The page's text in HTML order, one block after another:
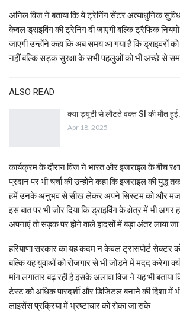
अनिल विज ने बताया कि ये ट्रेनिंग सेंटर अत्याधुनिक
केवल ड्राइविंग की ट्रेनिंग दी जाएगी बल्कि ट्रैफिक नियमों
जाएगी उन्होंने कहा कि अब समय आ गया है कि ड्राइवरों
नहीं बल्कि सड़क सुरक्षा के सभी पहलुओं को भी अच्छे से
ALSO READ
क्या ड्यूटी से लौटते वक्त SI की मौत
Apr 18, 2025
कार्यक्रम के दौरान विज ने भारत और इजराइल के बीच
प्रदान पर भी चर्चा की उन्होंने कहा कि इजराइल की
हमें उनके अनुभव से सीख लेकर अपने सिस्टम को और
इस बात पर भी जोर दिया कि ड्राइविंग के क्षेत्र में भी
अपनाएं तो सड़क पर होने वाले हादसों में बड़ा अंतर लाया
हरियाणा सरकार का यह कदम न केवल ट्रांसपोर्ट सेक्टर
बल्कि यह युवाओं को रोजगार से भी जोड़ने में मदद करेगा
मांग लगातार बढ़ रही है इसके अलावा विज ने यह भी बताया
टेस्ट को अधिक पारदर्शी और डिजिटल बनाने की दिशा में
लाइसेंस प्रक्रिया में भ्रष्टाचार को रोका जा सके